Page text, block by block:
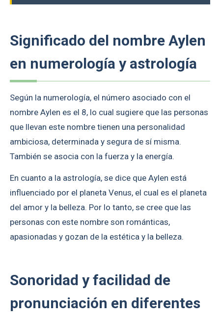
Significado del nombre Aylen
en numerología y astrología
Según la numerología, el número asociado con el
nombre Aylen es el 8, lo cual sugiere que las personas
que llevan este nombre tienen una personalidad
ambiciosa, determinada y segura de sí misma.
También se asocia con la fuerza y la energía.
En cuanto a la astrología, se dice que Aylen está
influenciado por el planeta Venus, el cual es el planeta
del amor y la belleza. Por lo tanto, se cree que las
personas con este nombre son románticas,
apasionadas y gozan de la estética y la belleza.
Sonoridad y facilidad de
pronunciación en diferentes